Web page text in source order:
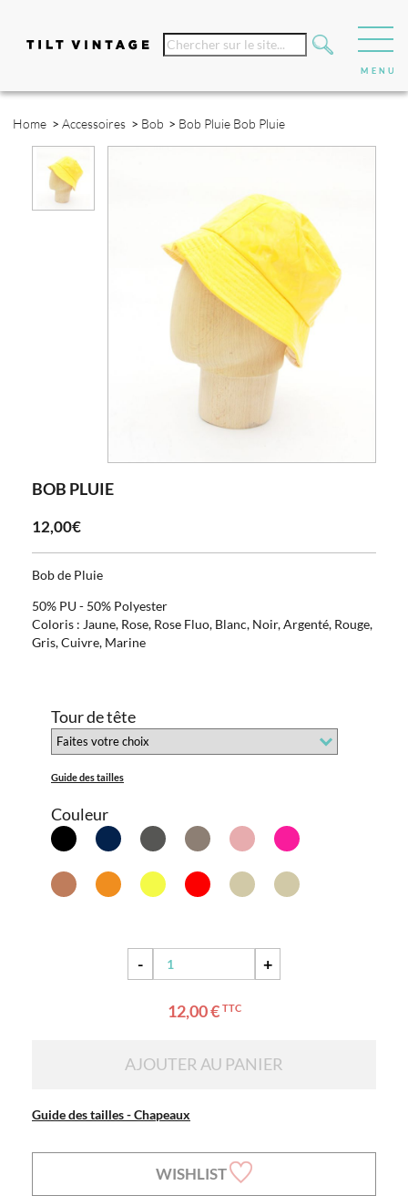
Home > Accessoires > Bob > Bob Pluie Bob Pluie
BOB PLUIE
12,00€
Bob de Pluie
50% PU - 50% Polyester
Coloris : Jaune, Rose, Rose Fluo, Blanc, Noir, Argenté, Rouge,
Gris, Cuivre, Marine
Tour de tête
Guide des tailles
Couleur
- +
12,00 € TTC
AJOUTER AU PANIER
Guide des tailles - Chapeaux
WISHLIST